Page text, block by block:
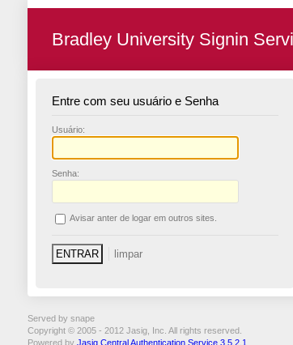
Bradley University Signin
Entre com seu usuário e Senha
Usuário:
Senha:
Avisar anter de logar em outros sites.
Served by snape
Copyright © 2005 - 2012 Jasig, Inc. All rights reserved.
Powered by Jasig Central Authentication Service 3.5.2.1